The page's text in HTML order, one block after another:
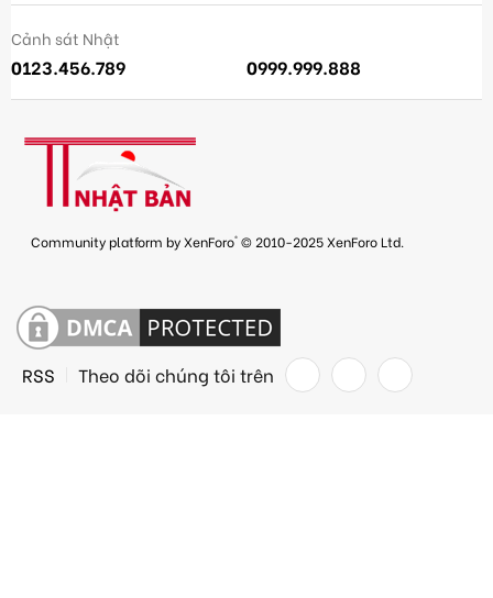
Cảnh sát Nhật
0123.456.789 0999.999.888
Community platform by XenForo® © 2010-2025 XenForo Ltd.
RSS Theo dõi chúng tôi trên